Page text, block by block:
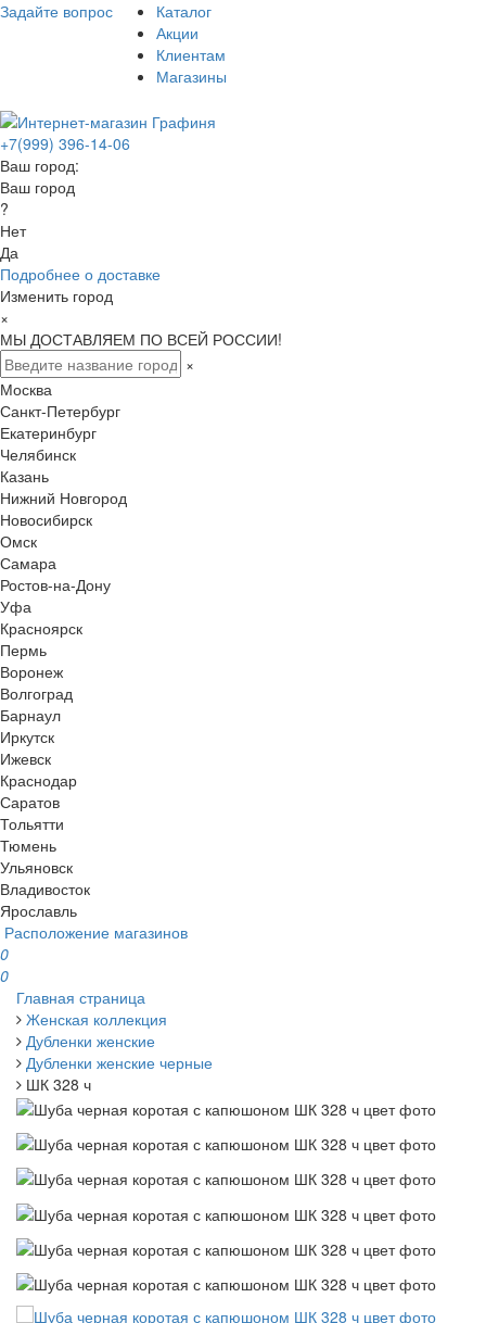
Задайте вопрос
Каталог
Акции
Клиентам
Магазины
+7(999) 396-14-06
Ваш город:
Ваш город
?
Нет
Да
Подробнее о доставке
Изменить город
×
МЫ ДОСТАВЛЯЕМ ПО ВСЕЙ РОССИИ!
×
Москва
Санкт-Петербург
Екатеринбург
Челябинск
Казань
Нижний Новгород
Новосибирск
Омск
Самара
Ростов-на-Дону
Уфа
Красноярск
Пермь
Воронеж
Волгоград
Барнаул
Иркутск
Ижевск
Краснодар
Саратов
Тольятти
Тюмень
Ульяновск
Владивосток
Ярославль
Расположение магазинов
0
0
Главная страница
Женская коллекция
Дубленки женские
Дубленки женские черные
ШК 328 ч